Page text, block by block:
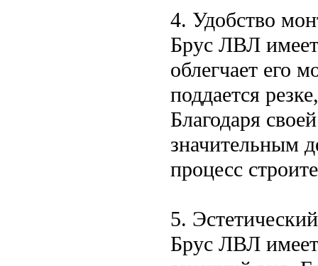
4. Удобство
Брус ЛВЛ
облегчает его
поддается
Благодаря
значительным
процесс
5.
Брус ЛВЛ